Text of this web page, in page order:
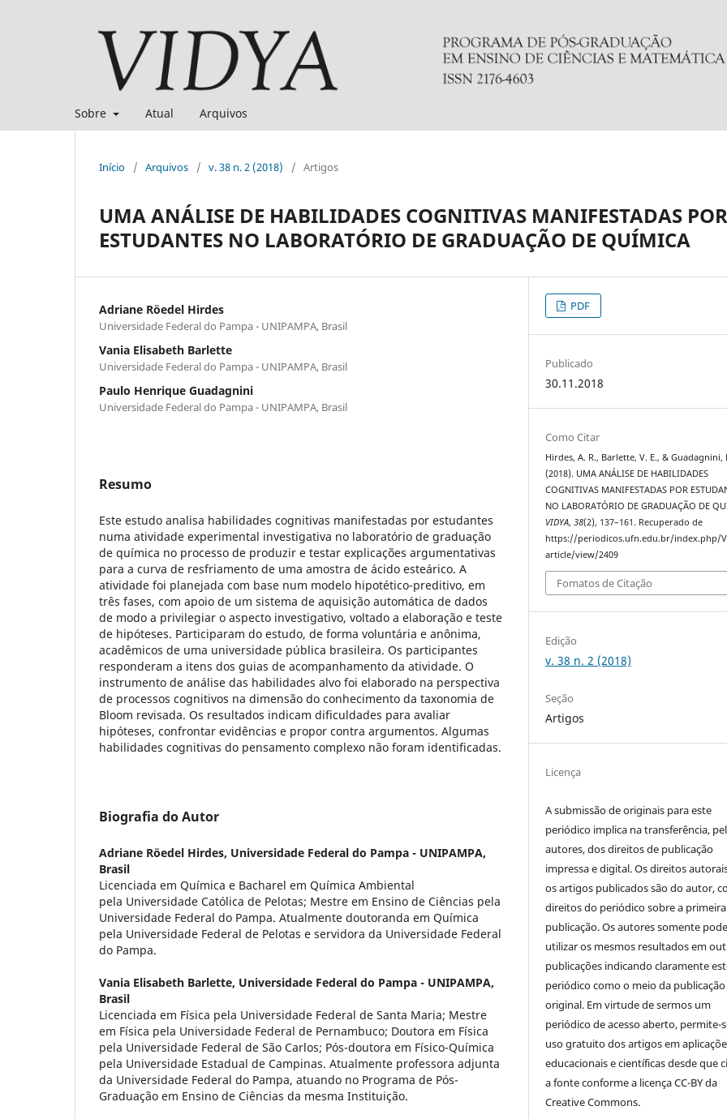
Sobre Atual Arquivos
Início / Arquivos / v. 38 n. 2 (2018) / Artigos
UMA ANÁLISE DE HABILIDADES COGNITIVAS MANIFESTADAS POR
ESTUDANTES NO LABORATÓRIO DE GRADUAÇÃO DE QUÍMICA
Adriane Röedel Hirdes
Universidade Federal do Pampa - UNIPAMPA, Brasil
Vania Elisabeth Barlette
Universidade Federal do Pampa - UNIPAMPA, Brasil
Paulo Henrique Guadagnini
Universidade Federal do Pampa - UNIPAMPA, Brasil
Resumo
Este estudo analisa habilidades cognitivas manifestadas por estudantes
numa atividade experimental investigativa no laboratório de graduação
de química no processo de produzir e testar explicações argumentativas
para a curva de resfriamento de uma amostra de ácido esteárico. A
atividade foi planejada com base num modelo hipotético-preditivo, em
três fases, com apoio de um sistema de aquisição automática de dados
de modo a privilegiar o aspecto investigativo, voltado a elaboração e teste
de hipóteses. Participaram do estudo, de forma voluntária e anônima,
acadêmicos de uma universidade pública brasileira. Os participantes
responderam a itens dos guias de acompanhamento da atividade. O
instrumento de análise das habilidades alvo foi elaborado na perspectiva
de processos cognitivos na dimensão do conhecimento da taxonomia de
Bloom revisada. Os resultados indicam dificuldades para avaliar
hipóteses, confrontar evidências e propor contra argumentos. Algumas
habilidades cognitivas do pensamento complexo não foram identificadas.
Biografia do Autor
Adriane Röedel Hirdes, Universidade Federal do Pampa - UNIPAMPA,
Brasil
Licenciada em Química e Bacharel em Química Ambiental
pela Universidade Católica de Pelotas; Mestre em Ensino de Ciências pela
Universidade Federal do Pampa. Atualmente doutoranda em Química
pela Universidade Federal de Pelotas e servidora da Universidade Federal
do Pampa.
Vania Elisabeth Barlette, Universidade Federal do Pampa - UNIPAMPA,
Brasil
Licenciada em Física pela Universidade Federal de Santa Maria; Mestre
em Física pela Universidade Federal de Pernambuco; Doutora em Física
pela Universidade Federal de São Carlos; Pós-doutora em Físico-Química
pela Universidade Estadual de Campinas. Atualmente professora adjunta
da Universidade Federal do Pampa, atuando no Programa de Pós-
Graduação em Ensino de Ciências da mesma Instituição.
PDF
Publicado
30.11.2018
Como Citar
Hirdes, A. R., Barlette, V. E., & Guadagnini,
(2018). UMA ANÁLISE DE HABILIDADES
COGNITIVAS MANIFESTADAS POR
NO LABORATÓRIO DE GRADUAÇÃO DE
VIDYA,38(2), 137–161. Recuperado de
https://periodicos.ufn.edu.br/index.php/
article/view/2409
Fomatos de Citação
Edição
v. 38 n. 2 (2018)
Seção
Artigos
Licença
A submissão de originais para este
periódico implica na transferência,
autores, dos direitos de publicação
impressa e digital. Os direitos
os artigos publicados são do autor,
direitos do periódico sobre a primeira
publicação. Os autores somente
utilizar os mesmos resultados em
publicações indicando claramente
periódico como o meio da publicação
original. Em virtude de sermos um
periódico de acesso aberto, permite-
uso gratuito dos artigos em
educacionais e científicas desde que
a fonte conforme a licença CC-BY da
Creative Commons.